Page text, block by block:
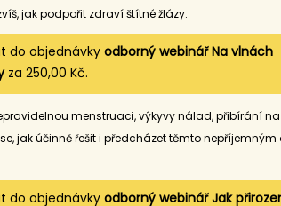
jak podpořit zdraví štítné žlázy.
do objednávkyodborný webinář Na vlnách
za 250,00 Kč.
menstruaci, výkyvy nálad, přibírání
jak účinně řešit i předcházet těmto nepříjemným
do objednávkyodborný webinář Jak